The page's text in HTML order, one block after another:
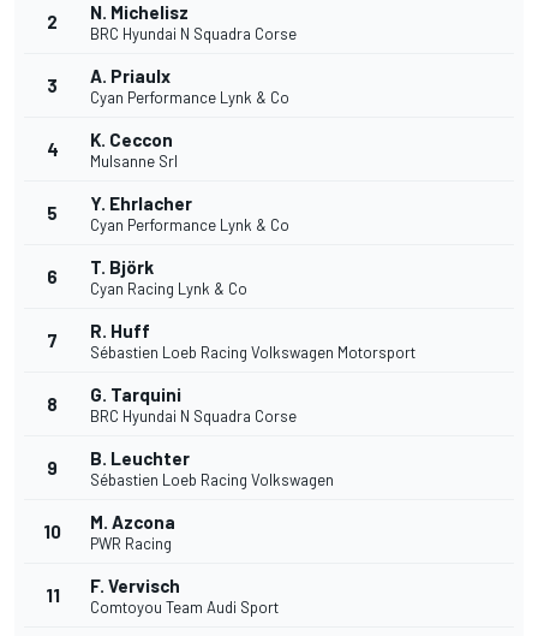
2 N. Michelisz
BRC Hyundai N Squadra Corse
3 A. Priaulx
Cyan Performance Lynk & Co
4 K. Ceccon
Mulsanne Srl
5 Y. Ehrlacher
Cyan Performance Lynk & Co
6 T. Björk
Cyan Racing Lynk & Co
7 R. Huff
Sébastien Loeb Racing Volkswagen Motorsport
8 G. Tarquini
BRC Hyundai N Squadra Corse
9 B. Leuchter
Sébastien Loeb Racing Volkswagen
10 M. Azcona
PWR Racing
11 F. Vervisch
Comtoyou Team Audi Sport